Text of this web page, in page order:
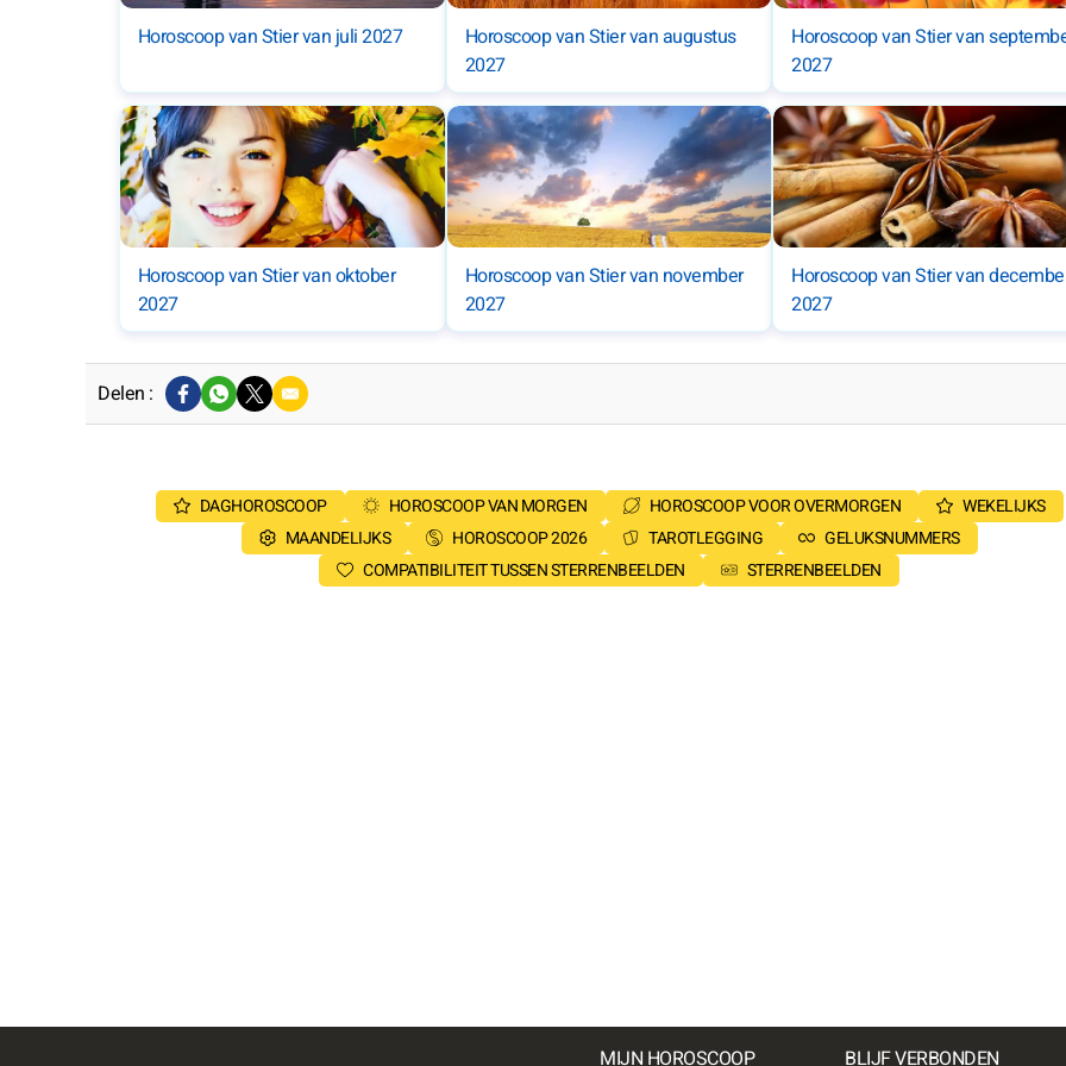
Horoscoop van Stier van juli 2027
Horoscoop van Stier van augustus
2027
Horoscoop van Stier van
2027
Horoscoop van Stier van oktober
2027
Horoscoop van Stier van november
2027
Horoscoop van Stier van
2027
Delen :
DAGHOROSCOOP HOROSCOOP VAN MORGEN HOROSCOOP VOOR OVERMORGEN
WEKELIJKS
MAANDELIJKS
HOROSCOOP 2026 TAROTLEGGING
GELUKSNUMMERS
COMPATIBILITEIT TUSSEN STERRENBEELDEN
STERRENBEELDEN
MIJN HOROSCOOP BLIJF VERBONDEN